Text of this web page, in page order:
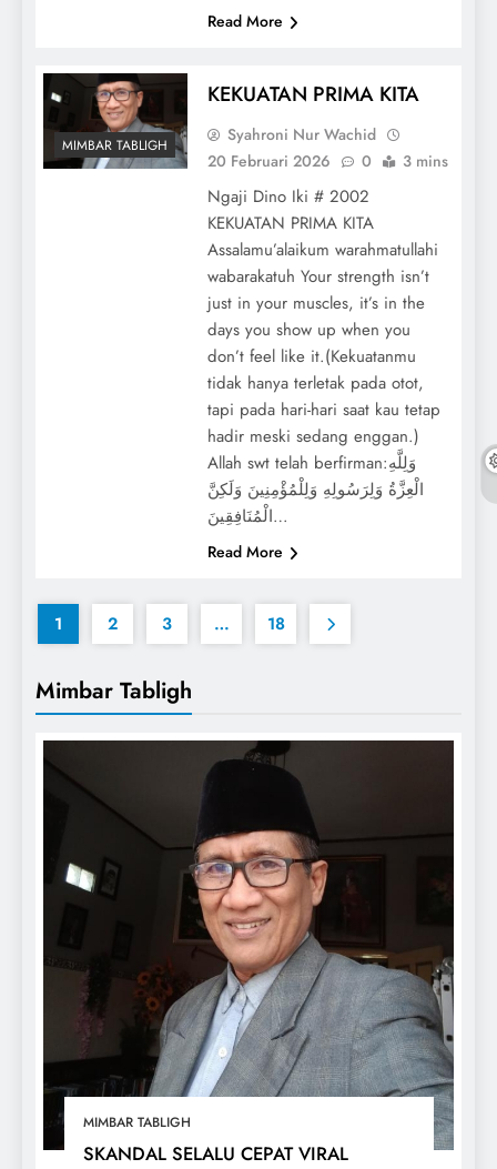
Mimbar Tabligh
MIMBAR TABLIGH
SKANDAL SELALU CEPAT VIRAL
Read More
MIMBAR TABLIGH
KEKUATAN PRIMA KITA
Syahroni Nur Wachid
20 Februari 2026
0 3 mins
Ngaji Dino Iki # 2002
KEKUATAN PRIMA KITA
Assalamu’alaikum warahmatullahi
wabarakatuh Your strength isn’t
just in your muscles, it’s in the
days you show up when you
don’t feel like it.(Kekuatanmu
tidak hanya terletak pada otot,
tapi pada hari-hari saat kau tetap
hadir meski sedang enggan.)
Allah swt telah berfirman:وَلِلَّهِ
الْعِزَّةُ وَلِرَسُولِهِ وَلِلْمُؤْمِنِينَ وَلَكِنَّ
الْمُنَافِقِينَ…
Read More
1 2 3 … 18